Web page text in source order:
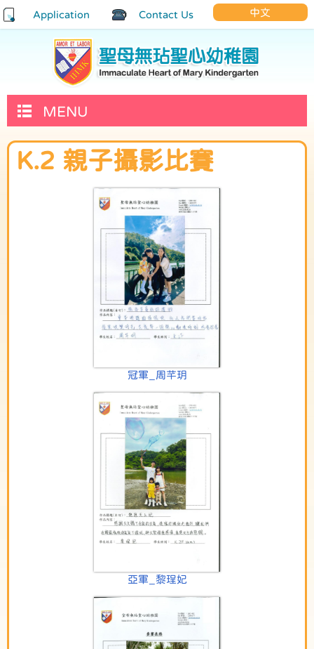
Application Contact Us 中文
MENU
K.2 親子攝影比賽
冠軍_周芊玥
亞軍_黎珵妃